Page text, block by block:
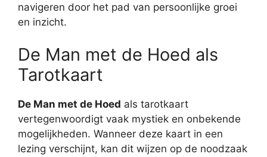
navigeren door het pad van persoonlijke groei
en inzicht.
De Man met de Hoed als
Tarotkaart
De Man met de Hoed als tarotkaart
vertegenwoordigt vaak mystiek en onbekende
mogelijkheden. Wanneer deze kaart in een
lezing verschijnt, kan dit wijzen op de noodzaak